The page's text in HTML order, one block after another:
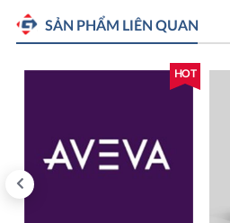
SẢN PHẨM LIÊN QUAN
NEW